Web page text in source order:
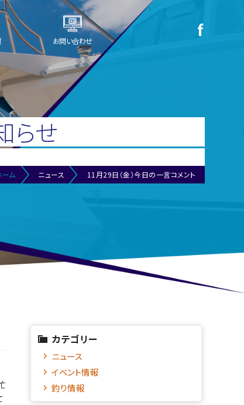
お問い合わせ
らせ
ーム ニュース 11月29日（金）今日の一言コメント
カテゴリー
ニュース
イベント情報
釣り情報